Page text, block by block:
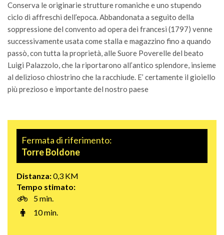
Conserva le originarie strutture romaniche e uno stupendo
ciclo di affreschi dell’epoca. Abbandonata a seguito della
soppressione del convento ad opera dei francesi (1797) venne
successivamente usata come stalla e magazzino fino a quando
passò, con tutta la proprietà, alle Suore Poverelle del beato
Luigi Palazzolo, che la riportarono all’antico splendore, insieme
al delizioso chiostrino che la racchiude. E’ certamente il gioiello
più prezioso e importante del nostro paese
Fermata di riferimento:
Torre Boldone
Distanza:0,3 KM
Tempo stimato:
5 min.
10 min.